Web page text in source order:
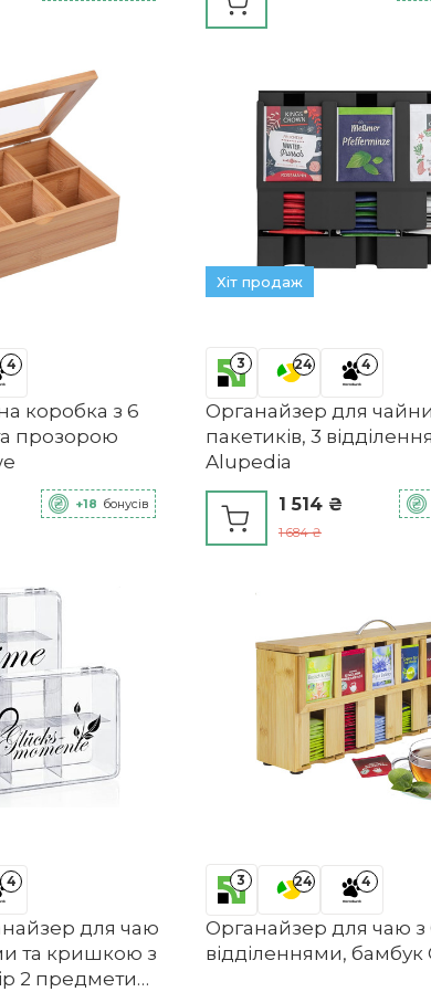
4
коробка з 6
прозорою
+18 бонусів
Хіт продаж
3 24 4
Органайзер для
пакетиків, 3
Alupedia
1 514 ₴
1 684 ₴
4
для чаю
та кришкою з
2 предмети
3 24 4
Органайзер для чаю з
відділеннями, бамбук